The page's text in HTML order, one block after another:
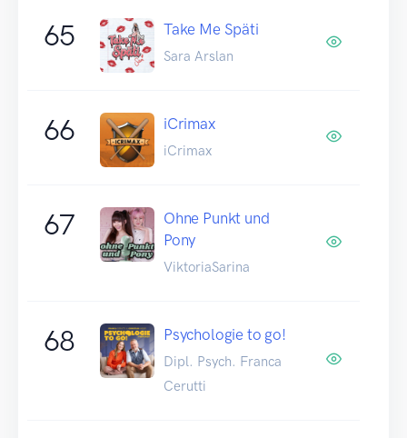
65 Take Me Späti
Sara Arslan
66 iCrimax
iCrimax
67
Ohne Punkt und
Pony
ViktoriaSarina
68 Psychologie to go!
Dipl. Psych. Franca
Cerutti